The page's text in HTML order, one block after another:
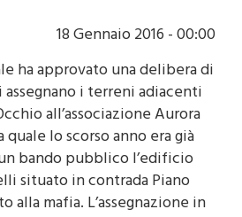
18 Gennaio 2016 - 00:00
ha approvato una delibera di
i terreni adiacenti
all’associazione Aurora
lo scorso anno era già
bando pubblico l’edificio
situato in contrada Piano